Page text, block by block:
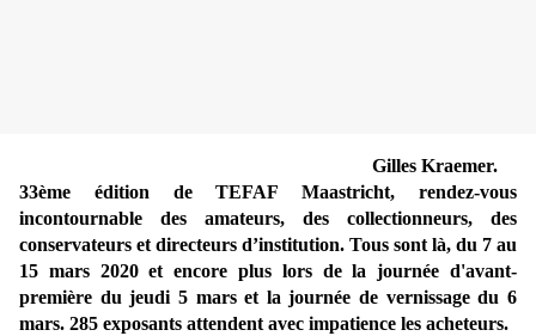
Gilles Kraemer.
33ème édition de TEFAF Maastricht, rendez-vous
incontournable des amateurs, des collectionneurs, des
conservateurs et directeurs d’institution. Tous sont là, du 7 au
15 mars 2020 et encore plus lors de la journée d'avant-
première du jeudi 5 mars et la journée de vernissage du 6
mars. 285 exposants attendent avec impatience les acheteurs.